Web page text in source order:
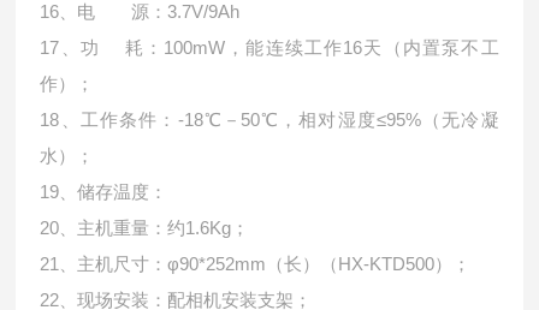
16、电 源：3.7V/9Ah
17、功 耗：100mW，能连续工作16天（内置泵不工
作）；
18、工作条件：-18℃－50℃，相对湿度≤95%（无冷凝
水）；
19、储存温度：
20、主机重量：约1.6Kg；
21、主机尺寸：φ90*252mm（长）（HX-KTD500）；
22、现场安装：配相机安装支架；